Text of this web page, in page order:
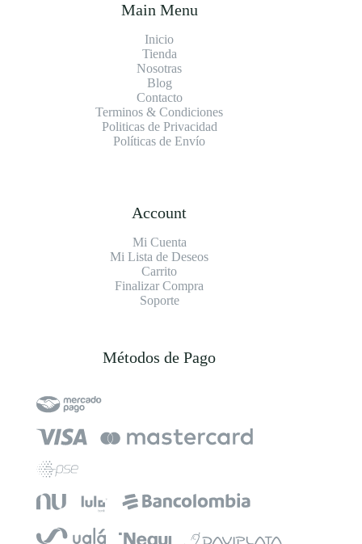
Main Menu
Inicio
Tienda
Nosotras
Blog
Contacto
Terminos & Condiciones
Politicas de Privacidad
Políticas de Envío
Account
Mi Cuenta
Mi Lista de Deseos
Carrito
Finalizar Compra
Soporte
Métodos de Pago